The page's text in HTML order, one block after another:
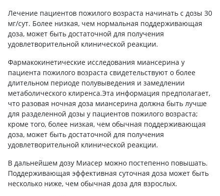
Лечение пациентов пожилого возраста начинать с дозы 30
мг/сут. Более низкая, чем нормальная поддерживающая
доза, может быть достаточной для получения
удовлетворительной клинической реакции.
Фармакокинетические исследования миансерина у
пациента пожилого возраста свидетельствуют о более
длительном периоде полувыведения и замедлении
метаболического клиренса.Эта информация предполагает,
что разовая ночная доза миансерина должна быть лучше
для разделенной дозы у пациентов пожилого возраста;
кроме того, более низкая, чем обычная поддерживающая
доза, может быть достаточной для получения
удовлетворительной клинической реакции.
В дальнейшем дозу Миасер можно постепенно повышать.
Поддерживающая эффективная суточная доза может быть
несколько ниже, чем обычная доза для взрослых.